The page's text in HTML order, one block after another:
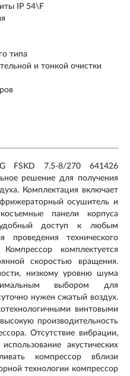
IP 54\F
типа
и тонкой очистки
FSKD 7.5-8/270 641426
решение для получения
Комплектация включает
осушитель и
панели корпуса
удобный доступ к любым
проведения технического
комплектуется
скоростью вращения.
низкому уровню шума
выбором для
нужен сжатый воздух.
винтовыми
производительность
Отсутствие вибрации,
акустических
компрессор вблизи
технологии компрессор